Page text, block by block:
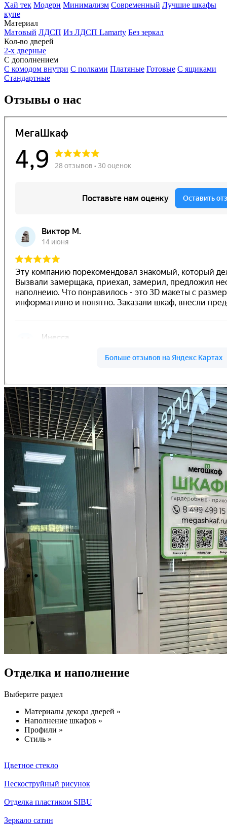
Хай тек Модерн Минимализм Современный Лучшие шкафы
купе
Материал
Матовый ЛДСП Из ЛДСП Lamarty Без зеркал
Кол-во дверей
2-х дверные
С дополнением
С комодом внутри С полками Платяные Готовые С ящиками
Стандартные
Отзывы о нас
Отделка и наполнение
Выберите раздел
Материалы декора дверей »
Наполнение шкафов »
Профили »
Стиль »
Цветное стекло
Пескоструйный рисунок
Отделка пластиком SIBU
Зеркало сатин